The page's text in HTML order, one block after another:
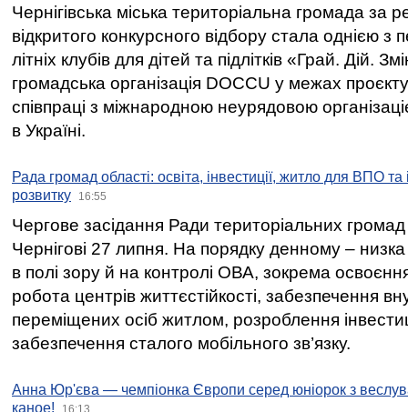
Чернігівська міська територіальна громада за
відкритого конкурсного відбору стала однією
літніх клубів для дітей та підлітків «Грай. Дій.
громадська організація DOCCU у межах
співпраці з міжнародною неурядовою
в Україні.
Рада громад області: освіта, інвестиції, житло для ВПО
розвитку
16:55
Чергове засідання Ради територіальних громад
Чернігові 27 липня. На порядку денному –
в полі зору й на контролі ОВА, зокрема освоєння
робота центрів життєстійкості, забезпечення
переміщених осіб житлом, розроблення
забезпечення сталого мобільного зв’язку.
Анна Юр'єва — чемпіонка Європи серед юніорок з
каное!
16:13